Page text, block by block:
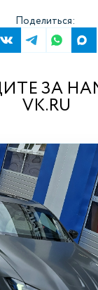
Поделиться:
ЗА
VK.RU